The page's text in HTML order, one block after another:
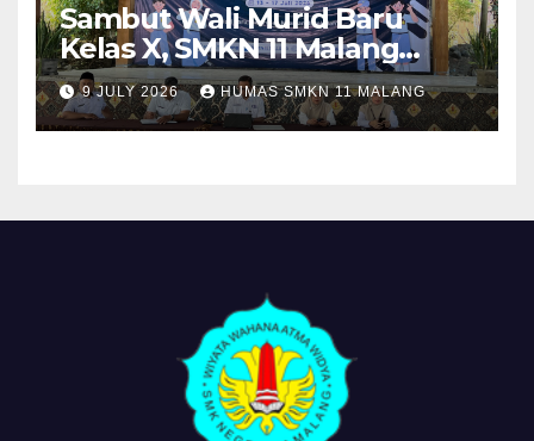
Sambut Wali Murid Baru
Kelas X, SMKN 11 Malang
Sosialisasikan Komitmen
“MPLS Ramah”
9 JULY 2026 HUMAS SMKN 11 MALANG